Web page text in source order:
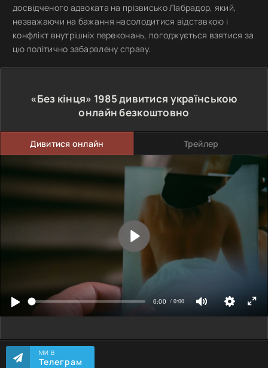
досвідченого адвоката на прізвисько Лабрадор, який,
незважаючи на бажання насолодитися відставкою і
конфлікт внутрішніх переконань, погоджується взятися за
цю політично забарвлену справу.
«Без кінця» 1985дивитися українською
онлайн безкоштовно
Дивитися онлайн Трейлер
МИ В
Телеграм